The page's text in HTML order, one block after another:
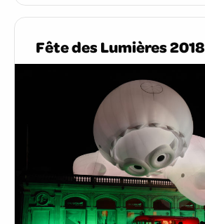
Fête des Lumières 2018